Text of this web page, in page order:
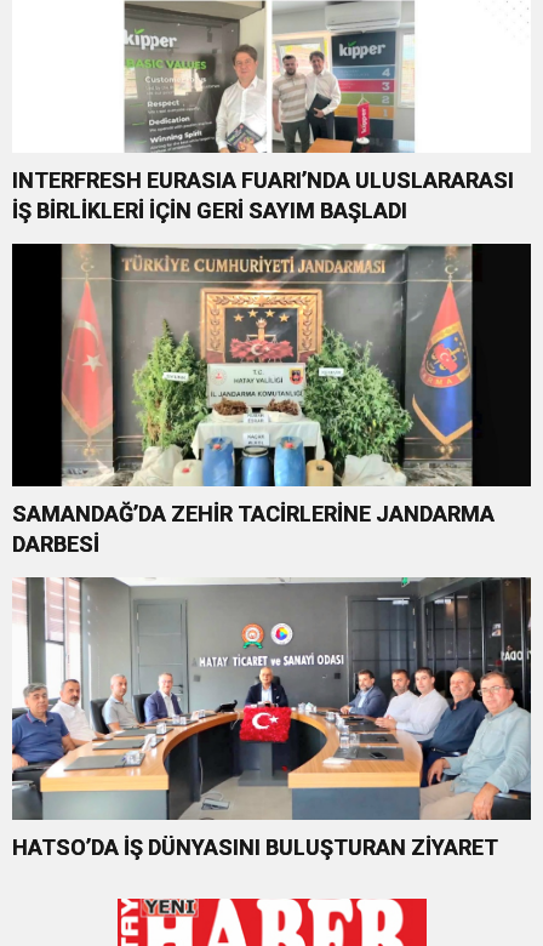
INTERFRESH EURASIA FUARI’NDA ULUSLARARASI
İŞ BİRLİKLERİ İÇİN GERİ SAYIM BAŞLADI
SAMANDAĞ’DA ZEHİR TACİRLERİNE JANDARMA
DARBESİ
HATSO’DA İŞ DÜNYASINI BULUŞTURAN ZİYARET